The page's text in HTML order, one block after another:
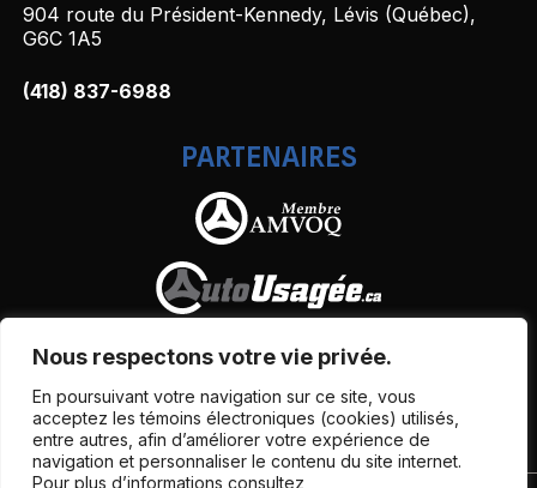
Nous respectons votre vie privée.
En poursuivant votre navigation sur ce site, vous
acceptez les témoins électroniques (cookies) utilisés,
entre autres, afin d’améliorer votre expérience de
navigation et personnaliser le contenu du site internet.
Pour plus d’informations consultez
904 route du Président-Kennedy, Lévis (Québec),
G6C 1A5
(418) 837-6988
PARTENAIRES